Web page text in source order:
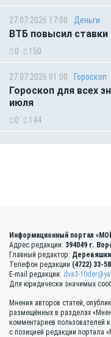
27.07.2026 17:00 Деньги
ВТБ повысил
0 150
27.07.2026 01:00 Гороскоп
Гороскоп для всех
июля
0 144
Информационный портал
Адрес редакции: 394049 г.
Главный редактор:
Телефон редакции (4722) 33-
E-mail редакции: dva3-
Для юридически значимых
Мнения авторов статей,
размещённых в разделах
комментариев пользователей
с позицией редакции портала